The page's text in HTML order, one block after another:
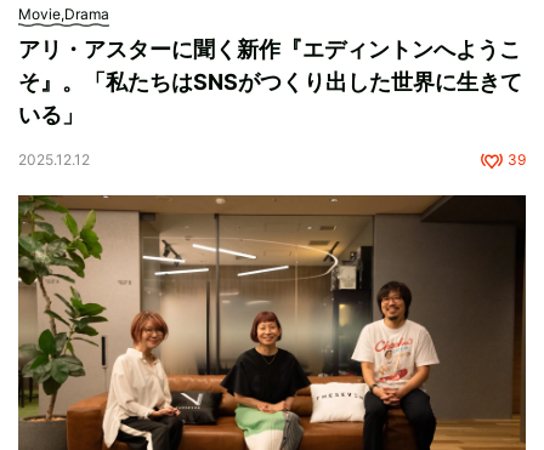
Movie,Drama
アリ・アスターに聞く新作『エディントンへようこ
そ』。「私たちはSNSがつくり出した世界に生きて
いる」
2025.12.12 39